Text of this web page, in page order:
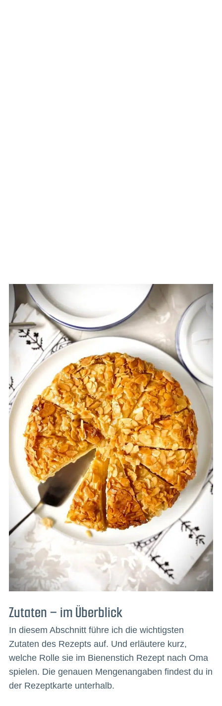
Zutaten – im Überblick
In diesem Abschnitt führe ich die wichtigsten
Zutaten des Rezepts auf. Und erläutere kurz,
welche Rolle sie im Bienenstich Rezept nach Oma
spielen. Die genauen Mengenangaben findest du in
der Rezeptkarte unterhalb.